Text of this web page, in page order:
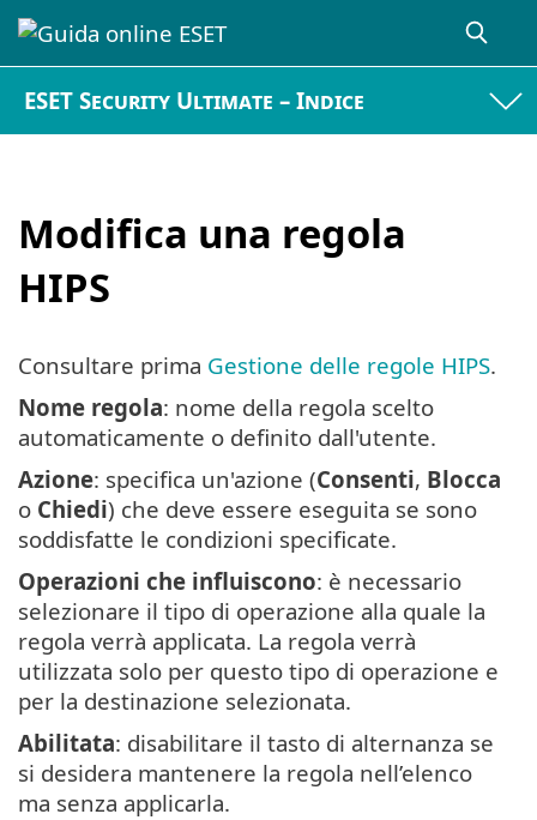
ESET Security Ultimate – Indice
Modifica una regola
HIPS
Consultare prima Gestione delle regole HIPS.
Nome regola: nome della regola scelto
automaticamente o definito dall'utente.
Azione: specifica un'azione (Consenti, Blocca
o Chiedi) che deve essere eseguita se sono
soddisfatte le condizioni specificate.
Operazioni che influiscono: è necessario
selezionare il tipo di operazione alla quale la
regola verrà applicata. La regola verrà
utilizzata solo per questo tipo di operazione e
per la destinazione selezionata.
Abilitata: disabilitare il tasto di alternanza se
si desidera mantenere la regola nell’elenco
ma senza applicarla.